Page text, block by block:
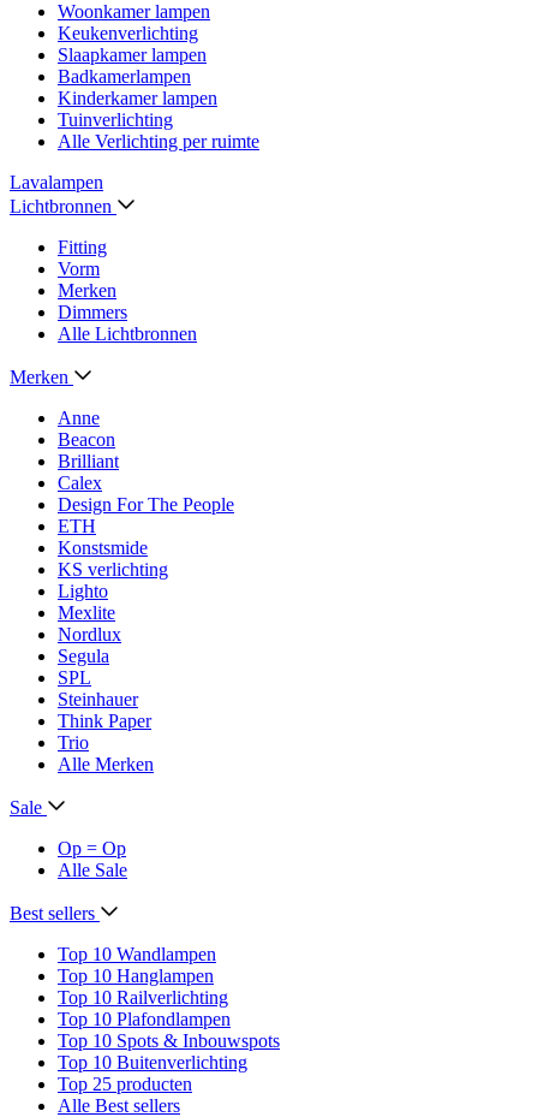
Woonkamer lampen
Keukenverlichting
Slaapkamer lampen
Badkamerlampen
Kinderkamer lampen
Tuinverlichting
Alle Verlichting per ruimte
Lavalampen
Lichtbronnen
Fitting
Vorm
Merken
Dimmers
Alle Lichtbronnen
Merken
Anne
Beacon
Brilliant
Calex
Design For The People
ETH
Konstsmide
KS verlichting
Lighto
Mexlite
Nordlux
Segula
SPL
Steinhauer
Think Paper
Trio
Alle Merken
Sale
Op = Op
Alle Sale
Best sellers
Top 10 Wandlampen
Top 10 Hanglampen
Top 10 Railverlichting
Top 10 Plafondlampen
Top 10 Spots & Inbouwspots
Top 10 Buitenverlichting
Top 25 producten
Alle Best sellers